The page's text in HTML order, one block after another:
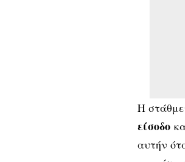
H
είσoδo
αυτήν